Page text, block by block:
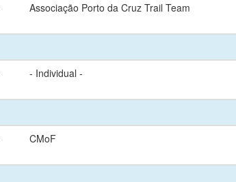
Associação Porto da Cruz Trail Team
- Individual -
CMoF